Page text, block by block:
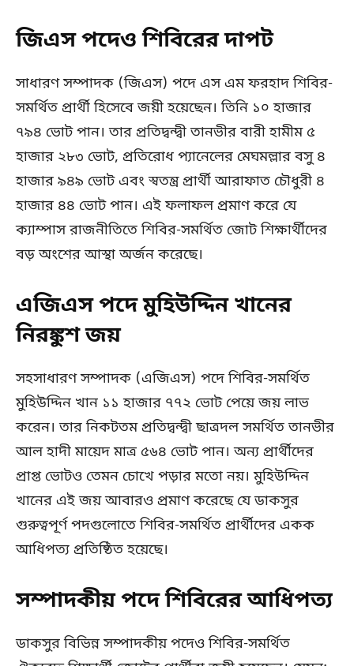
জিএস পদেও শিবিরের দাপট
সাধারণ সম্পাদক (জিএস) পদে এস এম ফরহাদ শিবির-
সমর্থিত প্রার্থী হিসেবে জয়ী হয়েছেন। তিনি ১০ হাজার
৭৯৪ ভোট পান। তার প্রতিদ্বন্দ্বী তানভীর বারী হামীম ৫
হাজার ২৮৩ ভোট, প্রতিরোধ প্যানেলের মেঘমল্লার বসু ৪
হাজার ৯৪৯ ভোট এবং স্বতন্ত্র প্রার্থী আরাফাত চৌধুরী ৪
হাজার ৪৪ ভোট পান। এই ফলাফল প্রমাণ করে যে
ক্যাম্পাস রাজনীতিতে শিবির-সমর্থিত জোট শিক্ষার্থীদের
বড় অংশের আস্থা অর্জন করেছে।
এজিএস পদে মুহিউদ্দিন খানের
নিরঙ্কুশ জয়
সহসাধারণ সম্পাদক (এজিএস) পদে শিবির-সমর্থিত
মুহিউদ্দিন খান ১১ হাজার ৭৭২ ভোট পেয়ে জয় লাভ
করেন। তার নিকটতম প্রতিদ্বন্দ্বী ছাত্রদল সমর্থিত তানভীর
আল হাদী মায়েদ মাত্র ৫৬৪ ভোট পান। অন্য প্রার্থীদের
প্রাপ্ত ভোটও তেমন চোখে পড়ার মতো নয়। মুহিউদ্দিন
খানের এই জয় আবারও প্রমাণ করেছে যে ডাকসুর
গুরুত্বপূর্ণ পদগুলোতে শিবির-সমর্থিত প্রার্থীদের একক
আধিপত্য প্রতিষ্ঠিত হয়েছে।
সম্পাদকীয় পদে শিবিরের আধিপত্য
ডাকসুর বিভিন্ন সম্পাদকীয় পদেও শিবির-সমর্থিত